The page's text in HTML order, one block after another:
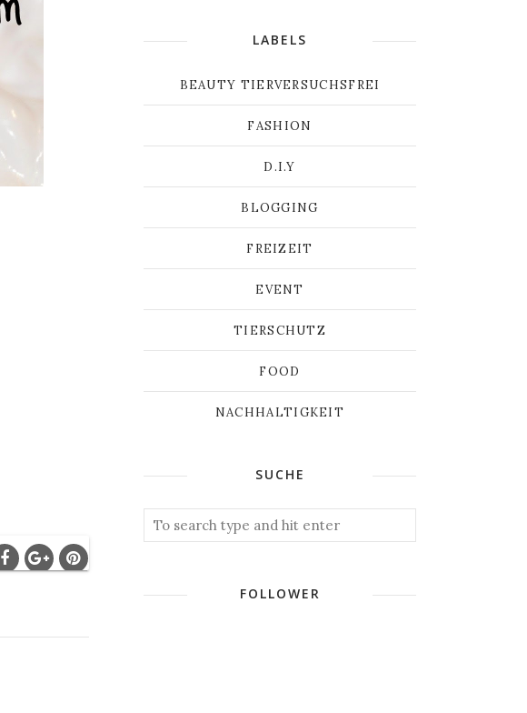
LABELS
BEAUTY TIERVERSUCHSFREI
FASHION
D.I.Y
BLOGGING
FREIZEIT
EVENT
TIERSCHUTZ
FOOD
NACHHALTIGKEIT
SUCHE
FOLLOWER